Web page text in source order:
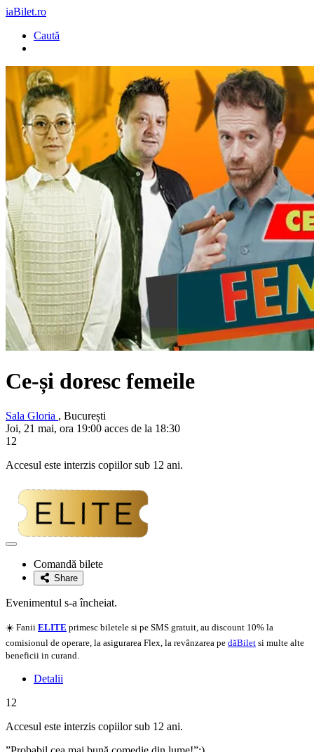
iaBilet.ro
Caută
Ce-și doresc femeile
Sala Gloria , București
Joi, 21 mai, ora 19:00 acces de la 18:30
12
Accesul este interzis copiilor sub 12 ani.
Adaugă
favoriteComandă bilete
Share
Evenimentul s-a încheiat.
☀️ Fanii ELITE primesc biletele si pe SMS gratuit, au discount 10% la
comisionul de operare, la asigurarea Flex, la revânzarea pe dăBilet si multe alte
beneficii in curand.
Detalii
12
Accesul este interzis copiilor sub 12 ani.